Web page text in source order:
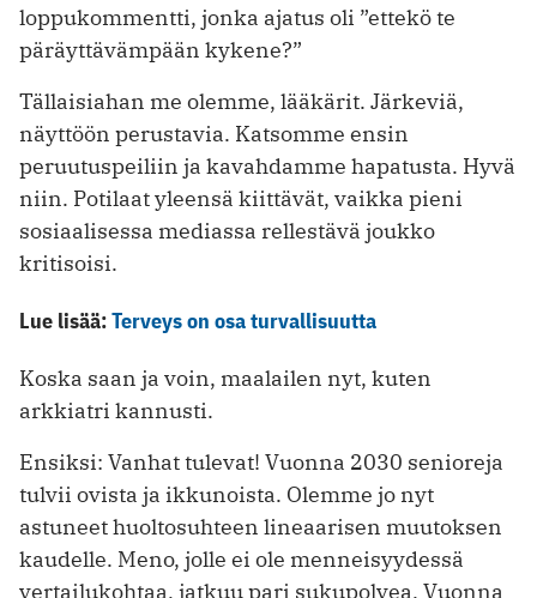
loppukommentti, jonka ajatus oli ”ettekö te
päräyttävämpään kykene?”
Tällaisiahan me olemme, lääkärit. Järkeviä,
näyttöön perustavia. Katsomme ensin
peruutuspeiliin ja kavahdamme hapatusta. Hyvä
niin. Potilaat yleensä kiittävät, vaikka pieni
sosiaalisessa mediassa rellestävä joukko
kritisoisi.
Lue lisää:Terveys on osa turvallisuutta
Koska saan ja voin, maalailen nyt, kuten
arkkiatri kannusti.
Ensiksi: Vanhat tulevat! Vuonna 2030 senioreja
tulvii ovista ja ikkunoista. Olemme jo nyt
astuneet huoltosuhteen lineaarisen muutoksen
kaudelle. Meno, jolle ei ole menneisyydessä
vertailukohtaa, jatkuu pari sukupolvea. Vuonna